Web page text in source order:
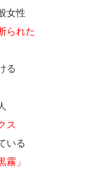
女性
られた
る
ス
いる
霧」